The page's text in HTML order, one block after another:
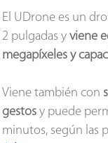
El UDrone es un
2 pulgadas yviene
megapíxeles y
Viene también con
gestos y puede
minutos, según las